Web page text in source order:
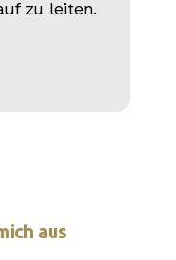
zu leiten.
aus